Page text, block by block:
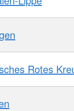
Rotes